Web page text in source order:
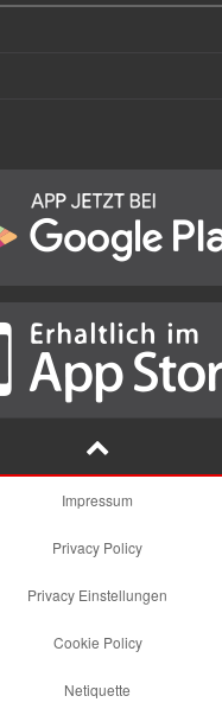
Impressum
Privacy Policy
Privacy Einstellungen
Cookie Policy
Netiquette